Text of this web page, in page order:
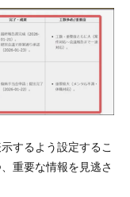
するよう設定するこ
重要な情報を見逃さ